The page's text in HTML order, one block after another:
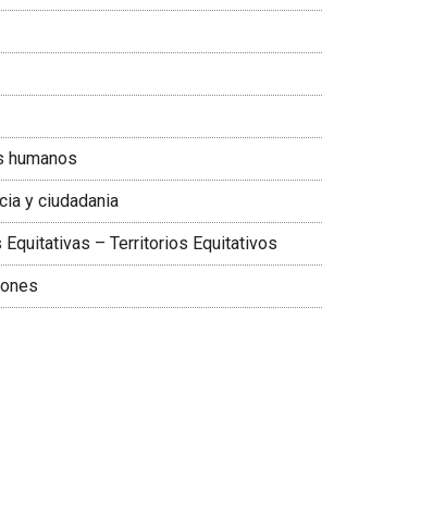
humanos
y ciudadania
Equitativas – Territorios Equitativos